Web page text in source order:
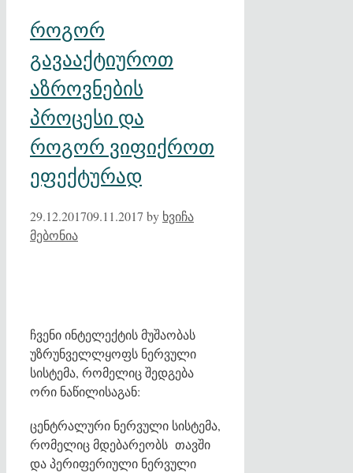
როგორ
გავააქტიუროთ
აზროვნების
პროცესი და
როგორ ვიფიქროთ
ეფექტურად
29.12.201709.11.2017 by ხვიჩა
მებონია
ჩვენი ინტელექტის მუშაობას
უზრუნველლყოფს ნერვული
სისტემა, რომელიც შედგება
ორი ნაწილისაგან:
ცენტრალური ნერვული სისტემა,
რომელიც მდებარეობს თავში
და პერიფერიული ნერვული